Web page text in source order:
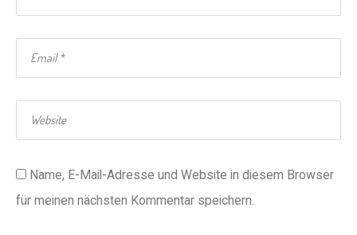
Name, E-Mail-Adresse und Website in diesem Browser
für meinen nächsten Kommentar speichern.